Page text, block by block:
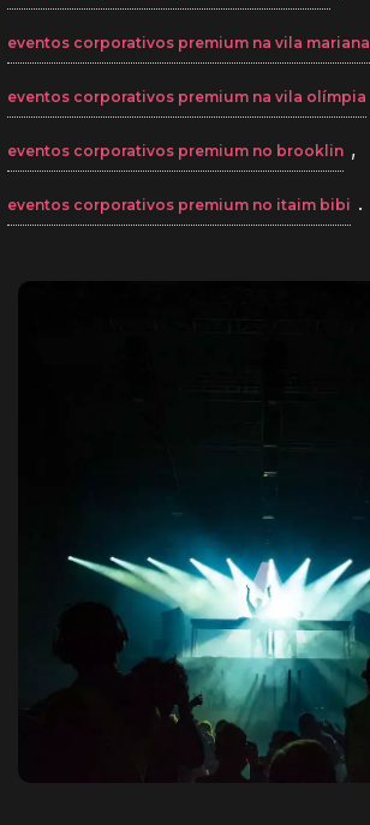
eventos corporativos premium na vila mariana
eventos corporativos premium na vila olímpia
eventos corporativos premium no brooklin ,
eventos corporativos premium no itaim bibi .